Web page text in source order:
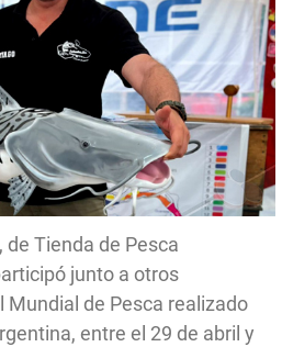
de Tienda de Pesca
junto a otros
Mundial de Pesca realizado
entre el 29 de abril y